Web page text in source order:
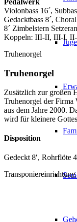
Pedalwerk
Violonbass 16´,
Gedacktbass 8´,
8´ Zimbelstern
Koppeln: III-II, III-I,
Truhenorgel
Truhenorgel
Zusätzlich zur großen
Truhenorgel der Firma
aus dem Jahre 2000.
wird für kleinere
Disposition
Gedeckt 8′, Rohrflöte